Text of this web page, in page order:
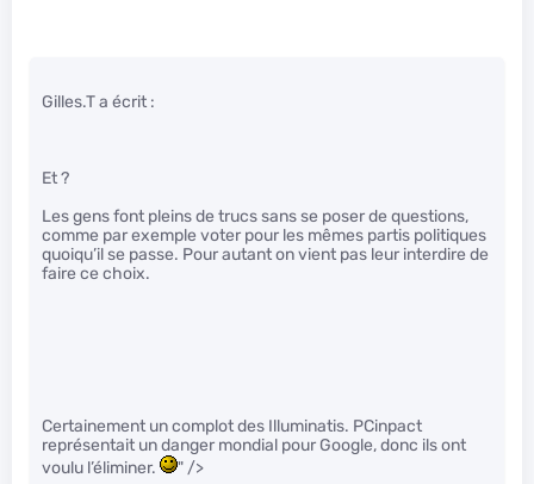
Gilles.T a écrit :
Et ?
Les gens font pleins de trucs sans se poser de questions,
comme par exemple voter pour les mêmes partis politiques
quoiqu’il se passe. Pour autant on vient pas leur interdire de
faire ce choix.
Certainement un complot des Illuminatis. PCinpact
représentait un danger mondial pour Google, donc ils ont
voulu l’éliminer.
" />